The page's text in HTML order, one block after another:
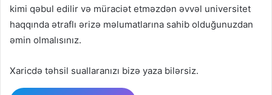
kimi qəbul edilir və müraciət etməzdən əvvəl universitet
haqqında ətraflı ərizə məlumatlarına sahib olduğunuzdan
əmin olmalısınız.
Xaricdə təhsil suallaranızı bizə yaza bilərsiz.